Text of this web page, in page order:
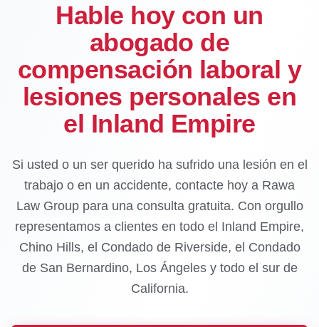
Hable hoy con un
abogado de
compensación laboral y
lesiones personales en
el Inland Empire
Si usted o un ser querido ha sufrido una lesión en el
trabajo o en un accidente, contacte hoy a Rawa
Law Group para una consulta gratuita. Con orgullo
representamos a clientes en todo el Inland Empire,
Chino Hills, el Condado de Riverside, el Condado
de San Bernardino, Los Ángeles y todo el sur de
California.